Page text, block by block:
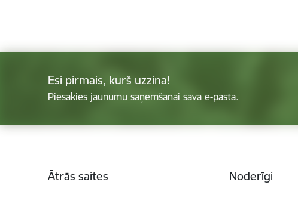
Esi pirmais, kurš uzzina!
Piesakies jaunumu saņemšanai savā e-pastā.
Ātrās saites Noderīgi